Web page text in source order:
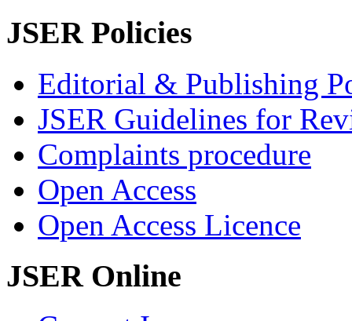
JSER Policies
Editorial & Publishing
JSER Guidelines for
Complaints procedure
Open Access
Open Access Licence
JSER Online